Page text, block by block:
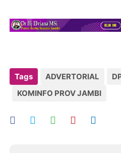
Tags ADVERTORIAL
KOMINFO PROV JAMBI